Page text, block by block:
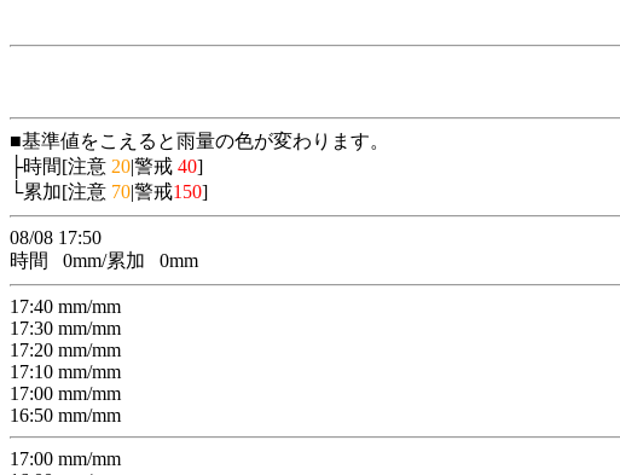
■基準値をこえると雨量の色が変わります。
├時間[注意 20|警戒 40]
└累加[注意 70|警戒150]
08/08 17:50
時間
0mm/累加 0mm
17:40 mm/mm
17:30 mm/mm
17:20 mm/mm
17:10 mm/mm
17:00 mm/mm
16:50 mm/mm
17:00 mm/mm